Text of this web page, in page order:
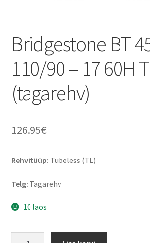
Bridgestone BT
110/90 – 17 60H
(tagarehv)
126.95€
Rehvitüüp: Tubeless (TL)
Telg: Tagarehv
10 laos